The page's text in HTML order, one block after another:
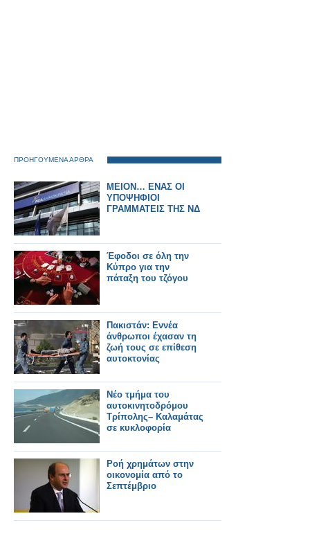
ΠΡΟΗΓΟΥΜΕΝΑ ΑΡΘΡΑ
ΜΕΙΟΝ… ΕΝΑΣ ΟΙ
ΥΠΟΨΗΦΙΟΙ
ΓΡΑΜΜΑΤΕΙΣ ΤΗΣ ΝΔ
Έφοδοι σε όλη την
Κύπρο για την
πάταξη του τζόγου
Πακιστάν: Εννέα
άνθρωποι έχασαν τη
ζωή τους σε επίθεση
αυτοκτονίας
Νέο τμήμα του
αυτοκινητοδρόμου
Τρίπολης– Καλαμάτας
σε κυκλοφορία
Ροή χρημάτων στην
οικονομία από το
Σεπτέμβριο